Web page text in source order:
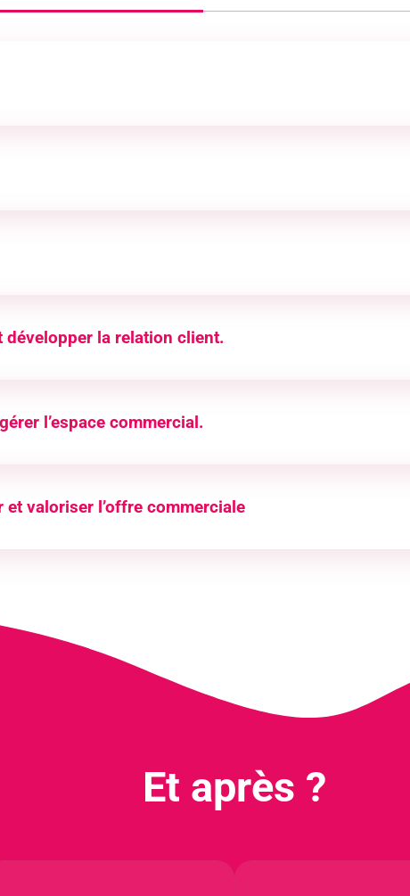
développer la relation client.
l’espace commercial.
et valoriser l’offre commerciale
Et après ?